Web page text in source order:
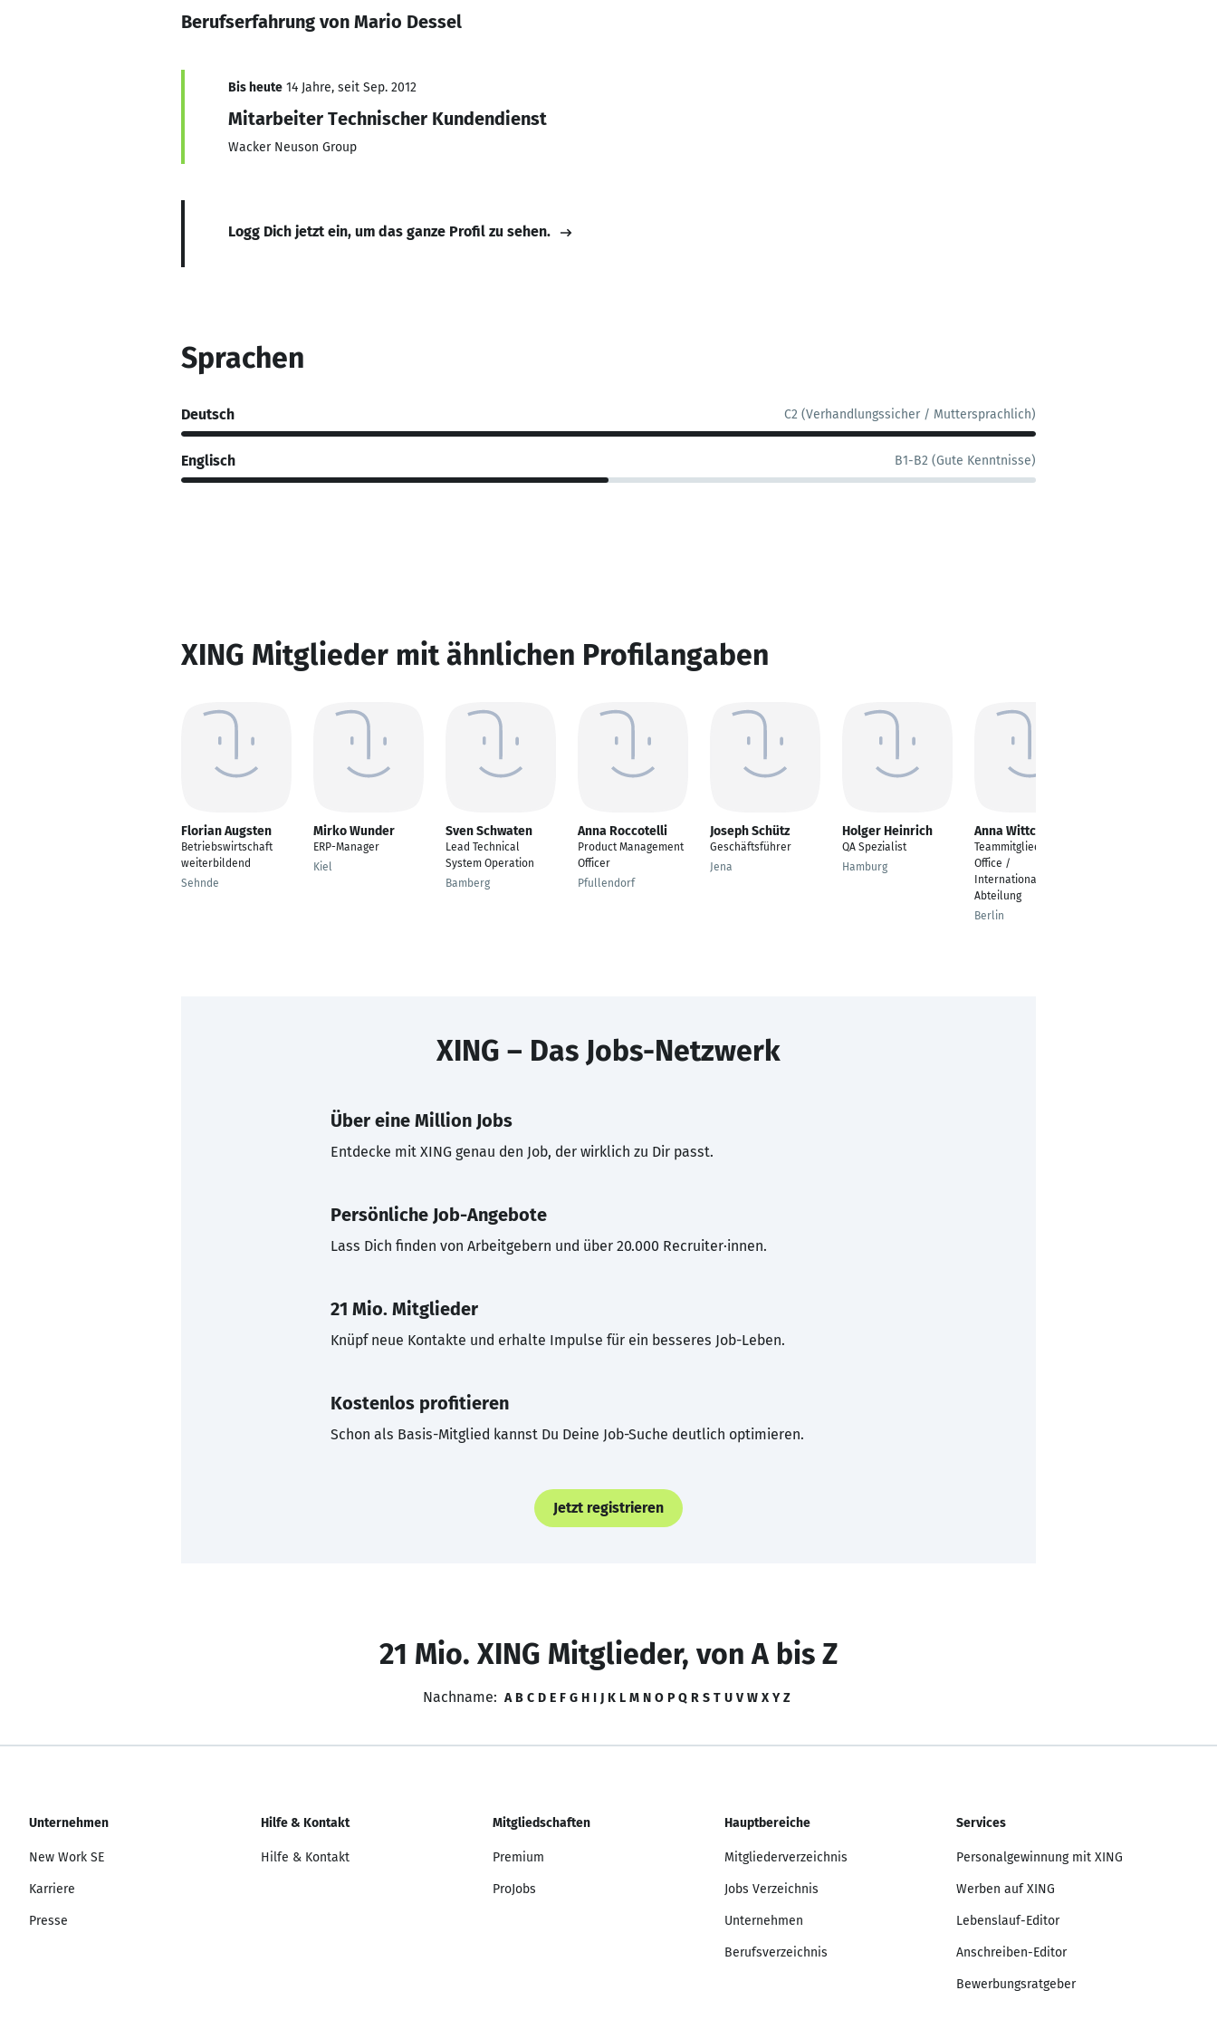
Berufserfahrung von Mario Dessel
Bis heute 14 Jahre, seit Sep. 2012
Mitarbeiter Technischer Kundendienst
Wacker Neuson Group
Logg Dich jetzt ein, um das ganze Profil zu sehen.
Sprachen
Deutsch C2 (Verhandlungssicher / Muttersprachlich)
Englisch B1-B2 (Gute Kenntnisse)
XING Mitglieder mit ähnlichen Profilangaben
Florian Augsten
Betriebswirtschaft
weiterbildend
Sehnde
Mirko Wunder
ERP-Manager
Kiel
Sven Schwaten
Lead Technical
System Operation
Bamberg
Anna Roccotelli
Product Management
Officer
Pfullendorf
Joseph Schütz
Geschäftsführer
Jena
Holger Heinrich
QA Spezialist
Hamburg
Anna Wittchen
Teammitglied Front
Office /
Internationale
Abteilung
Berlin
XING – Das Jobs-Netzwerk
Über eine Million Jobs
Entdecke mit XING genau den Job, der wirklich zu Dir passt.
Persönliche Job-Angebote
Lass Dich finden von Arbeitgebern und über 20.000 Recruiter·innen.
21 Mio. Mitglieder
Knüpf neue Kontakte und erhalte Impulse für ein besseres Job-Leben.
Kostenlos profitieren
Schon als Basis-Mitglied kannst Du Deine Job-Suche deutlich optimieren.
Jetzt registrieren
21 Mio. XING Mitglieder, von A bis Z
Nachname: A B C D E F G H I J K L M N O P Q R S T U V W X Y Z
Unternehmen
New Work SE
Karriere
Presse
Hilfe & Kontakt
Hilfe & Kontakt
Mitgliedschaften
Premium
ProJobs
Hauptbereiche
Mitgliederverzeichnis
Jobs Verzeichnis
Unternehmen
Berufsverzeichnis
Services
Personalgewinnung mit XING
Werben auf XING
Lebenslauf-Editor
Anschreiben-Editor
Bewerbungsratgeber